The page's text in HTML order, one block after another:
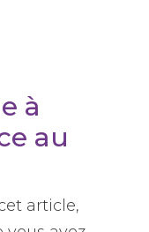
à
au
article,